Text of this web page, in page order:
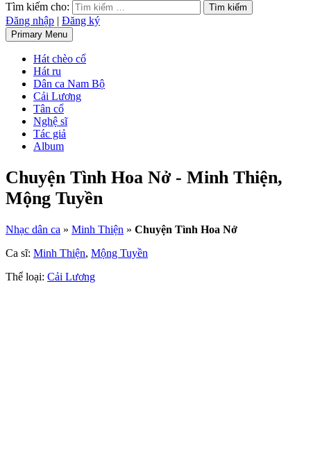
Tìm kiếm cho:
Đăng nhập | Đăng ký
Primary Menu
Hát chèo cổ
Hát ru
Dân ca Nam Bộ
Cải Lương
Tân cổ
Nghệ sĩ
Tác giả
Album
Chuyện Tình Hoa Nở - Minh Thiện,
Mộng Tuyền
Nhạc dân ca » Minh Thiện » Chuyện Tình Hoa Nở
Ca sĩ: Minh Thiện, Mộng Tuyền
Thể loại: Cải Lương